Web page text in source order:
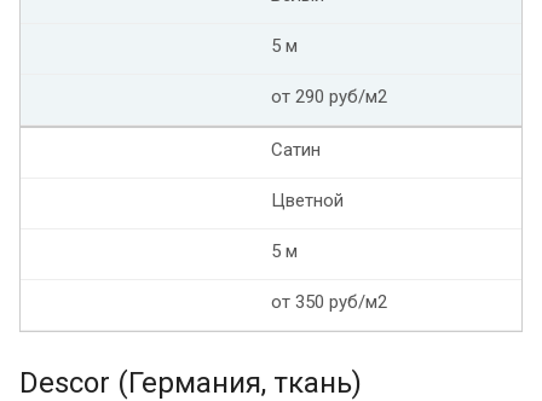
5 м
от 290 руб/м2
Сатин
Цветной
5 м
от 350 руб/м2
Descor (Германия, ткань)